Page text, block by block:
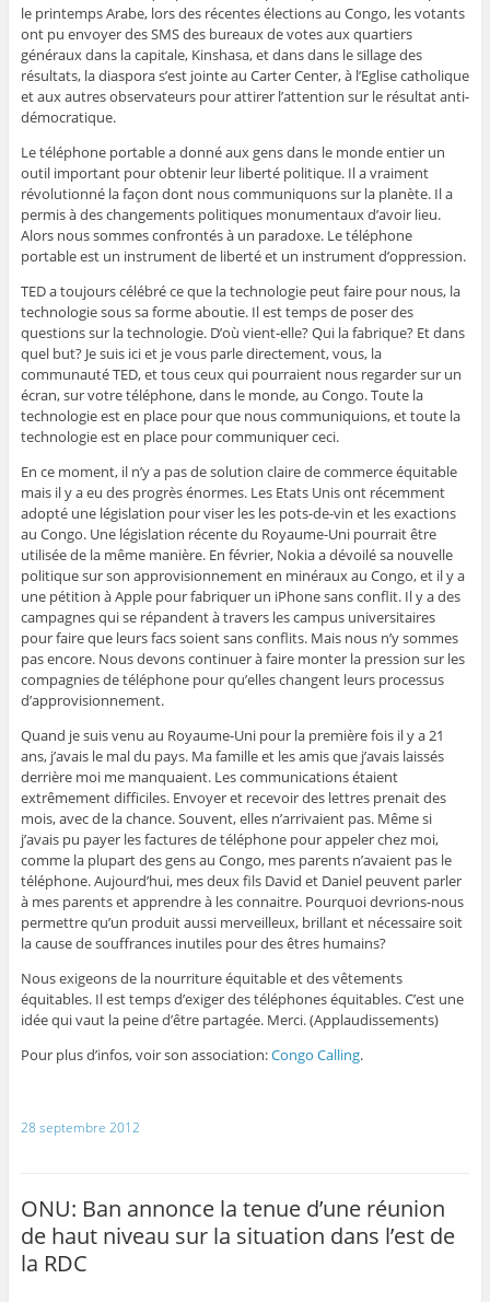
le printemps Arabe, lors des récentes élections au Congo, les votants
ont pu envoyer des SMS des bureaux de votes aux quartiers
généraux dans la capitale, Kinshasa, et dans dans le sillage des
résultats, la diaspora s’est jointe au Carter Center, à l’Eglise catholique
et aux autres observateurs pour attirer l’attention sur le résultat anti-
démocratique.
Le téléphone portable a donné aux gens dans le monde entier un
outil important pour obtenir leur liberté politique. Il a vraiment
révolutionné la façon dont nous communiquons sur la planète. Il a
permis à des changements politiques monumentaux d’avoir lieu.
Alors nous sommes confrontés à un paradoxe. Le téléphone
portable est un instrument de liberté et un instrument d’oppression.
TED a toujours célébré ce que la technologie peut faire pour nous, la
technologie sous sa forme aboutie. Il est temps de poser des
questions sur la technologie. D’où vient-elle? Qui la fabrique? Et dans
quel but? Je suis ici et je vous parle directement, vous, la
communauté TED, et tous ceux qui pourraient nous regarder sur un
écran, sur votre téléphone, dans le monde, au Congo. Toute la
technologie est en place pour que nous communiquions, et toute la
technologie est en place pour communiquer ceci.
En ce moment, il n’y a pas de solution claire de commerce équitable
mais il y a eu des progrès énormes. Les Etats Unis ont récemment
adopté une législation pour viser les les pots-de-vin et les exactions
au Congo. Une législation récente du Royaume-Uni pourrait être
utilisée de la même manière. En février, Nokia a dévoilé sa nouvelle
politique sur son approvisionnement en minéraux au Congo, et il y a
une pétition à Apple pour fabriquer un iPhone sans conflit. Il y a des
campagnes qui se répandent à travers les campus universitaires
pour faire que leurs facs soient sans conflits. Mais nous n’y sommes
pas encore. Nous devons continuer à faire monter la pression sur les
compagnies de téléphone pour qu’elles changent leurs processus
d’approvisionnement.
Quand je suis venu au Royaume-Uni pour la première fois il y a 21
ans, j’avais le mal du pays. Ma famille et les amis que j’avais laissés
derrière moi me manquaient. Les communications étaient
extrêmement difficiles. Envoyer et recevoir des lettres prenait des
mois, avec de la chance. Souvent, elles n’arrivaient pas. Même si
j’avais pu payer les factures de téléphone pour appeler chez moi,
comme la plupart des gens au Congo, mes parents n’avaient pas le
téléphone. Aujourd’hui, mes deux fils David et Daniel peuvent parler
à mes parents et apprendre à les connaitre. Pourquoi devrions-nous
permettre qu’un produit aussi merveilleux, brillant et nécessaire soit
la cause de souffrances inutiles pour des êtres humains?
Nous exigeons de la nourriture équitable et des vêtements
équitables. Il est temps d’exiger des téléphones équitables. C’est une
idée qui vaut la peine d’être partagée. Merci. (Applaudissements)
Pour plus d’infos, voir son association:Congo Calling.
28 septembre 2012
ONU: Ban annonce la tenue d’une réunion
de haut niveau sur la situation dans l’est de
la RDC